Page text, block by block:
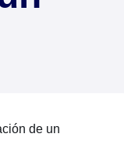
de un